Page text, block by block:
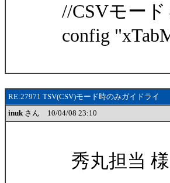
//CSVモー
config
RE:27971 TSV(CSV)モード時のみガイドライ
inuk さん 10/04/08 23:10
秀丸担当 様